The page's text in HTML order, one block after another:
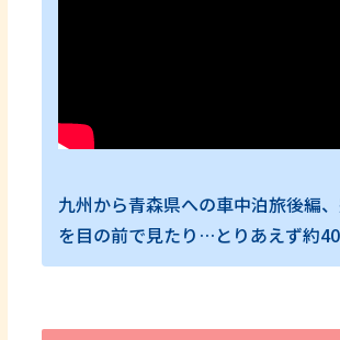
九州から青森県への車中泊旅後編
を目の前で見たり…とりあえず約